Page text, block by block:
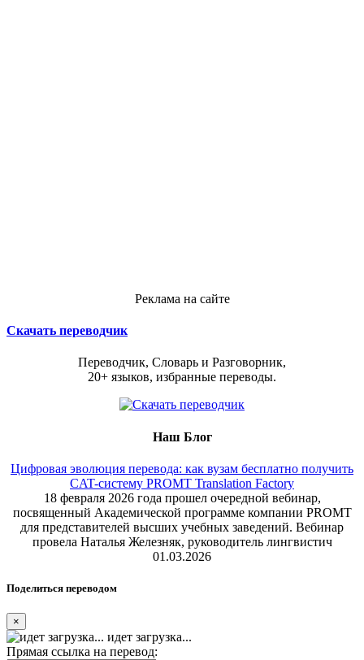
Реклама на сайте
Скачать переводчик
Переводчик, Словарь и Разговорник,
20+ языков, избранные переводы.
Наш Блог
Цифровая эволюция перевода: как вузам бесплатно получить
CAT-систему PROMT Translation Factory
18 февраля 2026 года прошел очередной вебинар,
посвященный Академической программе компании PROMT
для представителей высших учебных заведений. Вебинар
провела Наталья Железняк, руководитель лингвистич
01.03.2026
Поделиться переводом
×
идет загрузка...
Прямая ссылка на перевод: